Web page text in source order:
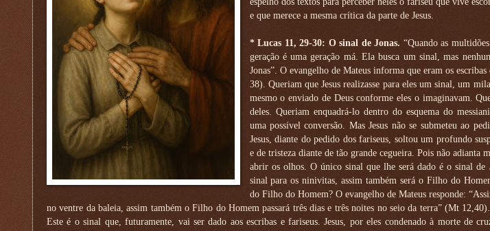
e que merece a mesma crítica da parte de Jesus.
* Lucas 11, 29-30: O sinal de Jonas. “Quando as
geração é uma geração má. Ela busca um sinal, mas
Jonas”. O evangelho de Mateus informa que eram os
38). Queriam que Jesus realizasse para eles um sinal, um
mesmo o enviado de Deus conforme eles o imaginavam.
deles. Queriam enquadrá-lo dentro do esquema do
uma possível conversão. Mas Jesus não se submeteu ao
Jesus, diante do pedido dos fariseus, soltou um profundo
e de tristeza diante de tão grande cegueira. Pois não adianta
abrir os olhos. O único sinal que lhe será dado é o sinal de
sinal para os ninivitas, assim também será o Filho do
do Filho do Homem? O evangelho de Mateus responde:
no ventre da baleia, assim também o Filho do Homem passará três dias e três noites no seio da terra” (Mt
Este é o sinal que, futuramente, vai ser dado aos escribas e fariseus. Jesus, por eles condenado à morte de